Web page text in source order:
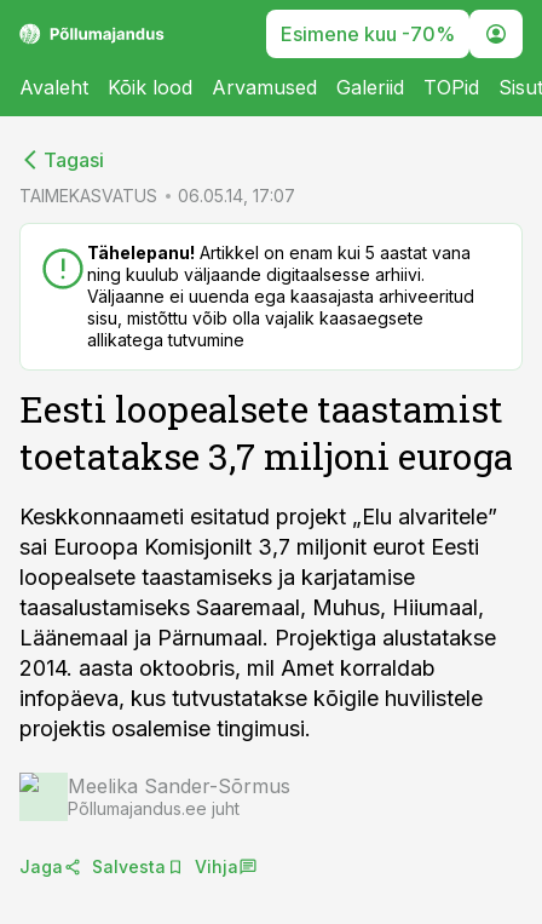
Esimene kuu -70%
Avaleht Kõik lood Arvamused Galeriid TOPid
Tagasi
TAIMEKASVATUS 06.05.14, 17:07
Tähelepanu! Artikkel on enam kui 5 aastat vana
ning kuulub väljaande digitaalsesse arhiivi.
Väljaanne ei uuenda ega kaasajasta arhiveeritud
sisu, mistõttu võib olla vajalik kaasaegsete
allikatega tutvumine
Eesti loopealsete taastamist
toetatakse 3,7 miljoni euroga
Keskkonnaameti esitatud projekt „Elu alvaritele”
sai Euroopa Komisjonilt 3,7 miljonit eurot Eesti
loopealsete taastamiseks ja karjatamise
taasalustamiseks Saaremaal, Muhus, Hiiumaal,
Läänemaal ja Pärnumaal. Projektiga alustatakse
2014. aasta oktoobris, mil Amet korraldab
infopäeva, kus tutvustatakse kõigile huvilistele
projektis osalemise tingimusi.
Meelika Sander-Sõrmus
Põllumajandus.ee juht
Jaga Salvesta Vihja